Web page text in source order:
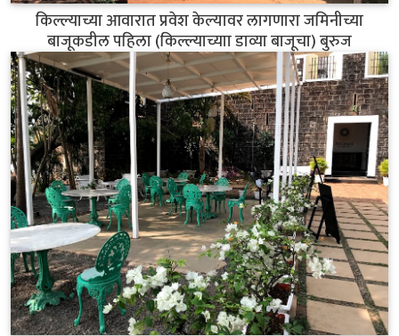
किल्ल्याच्या आवारात प्रवेश केल्यावर लागणारा जमिनीच्या
बाजूकडील पहिला (किल्ल्याच्याा डाव्या बाजूचा) बुरुज